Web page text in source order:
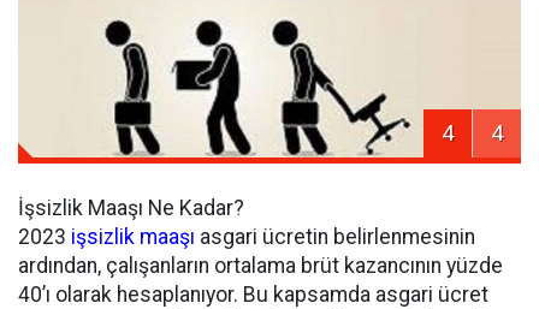
4 4
İşsizlik Maaşı Ne Kadar?
2023 işsizlik maaşı asgari ücretin belirlenmesinin
ardından, çalışanların ortalama brüt kazancının yüzde
40’ı olarak hesaplanıyor. Bu kapsamda asgari ücret